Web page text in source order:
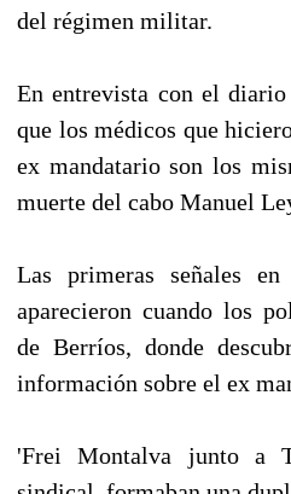
del régimen militar.
En entrevista con el
que los médicos que
ex mandatario son los
muerte del cabo Manuel
Las primeras señales
aparecieron cuando los
de Berríos, donde
información sobre el ex
'Frei Montalva junto a